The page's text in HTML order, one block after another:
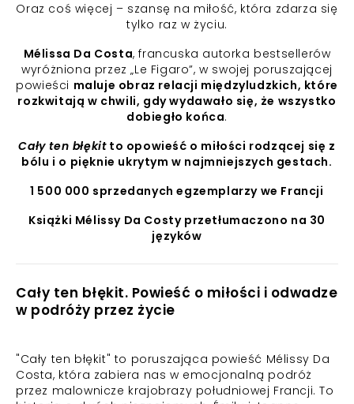
Oraz coś więcej – szansę na miłość, która zdarza się
tylko raz w życiu.
Mélissa Da Costa, francuska autorka bestsellerów
wyróżniona przez „Le Figaro”, w swojej poruszającej
powieści maluje obraz relacji międzyludzkich, które
rozkwitają w chwili, gdy wydawało się, że wszystko
dobiegło końca.
Cały ten błękitto opowieść o miłości rodzącej się z
bólu i o pięknie ukrytym w najmniejszych gestach.
1 500 000 sprzedanych egzemplarzy we Francji
Książki Mélissy Da Costy przetłumaczono na 30
języków
Cały ten błękit. Powieść o miłości i odwadze
w podróży przez życie
"Cały ten błękit" to poruszająca powieść Mélissy Da
Costa, która zabiera nas w emocjonalną podróż
przez malownicze krajobrazy południowej Francji. To